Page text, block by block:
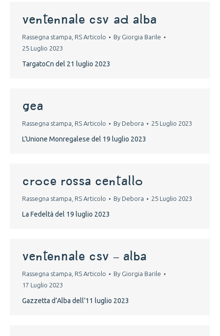
ventennale csv ad alba
Rassegna stampa RS Articolo By Giorgia Barile
25 Luglio 2023
TargatoCn del 21 luglio 2023
Gea
Rassegna stampa RS Articolo By Debora 25 Luglio 2023
L’Unione Monregalese del 19 luglio 2023
Croce Rossa Centallo
Rassegna stampa RS Articolo By Debora 25 Luglio 2023
La Fedeltà del 19 luglio 2023
Ventennale CSV – Alba
Rassegna stampa RS Articolo By Giorgia Barile
17 Luglio 2023
Gazzetta d’Alba dell’11 luglio 2023